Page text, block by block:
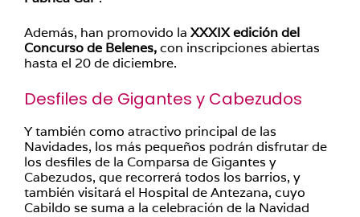
Además, han promovido la XXXIX edición del
Concurso de Belenes,con inscripciones abiertas
hasta el 20 de diciembre.
Desfiles de Gigantes y Cabezudos
Y también como atractivo principal de las
Navidades, los más pequeños podrán disfrutar de
los desfiles de la Comparsa de Gigantes y
Cabezudos, que recorrerá todos los barrios, y
también visitará el Hospital de Antezana, cuyo
Cabildo se suma a la celebración de la Navidad